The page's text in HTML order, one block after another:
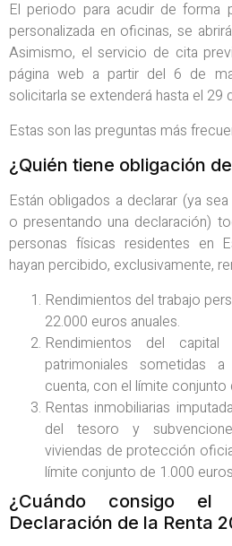
El periodo para acudir de forma
personalizada en oficinas, se
Asimismo, el servicio de cita
página web a partir del 6 de
solicitarla se extenderá hasta el 29
Estas son las preguntas más
¿Quién tiene obligación
Están obligados a declarar (ya
o presentando una declaración)
personas físicas residentes en
hayan percibido, exclusivamente,
Rendimientos del trabajo
22.000 euros anuales.
Rendimientos del
patrimoniales sometidas
cuenta, con el límite conjunto
Rentas inmobiliarias
del tesoro y
viviendas de protección
límite conjunto de 1.000
¿Cuándo consigo
Declaración de la Renta